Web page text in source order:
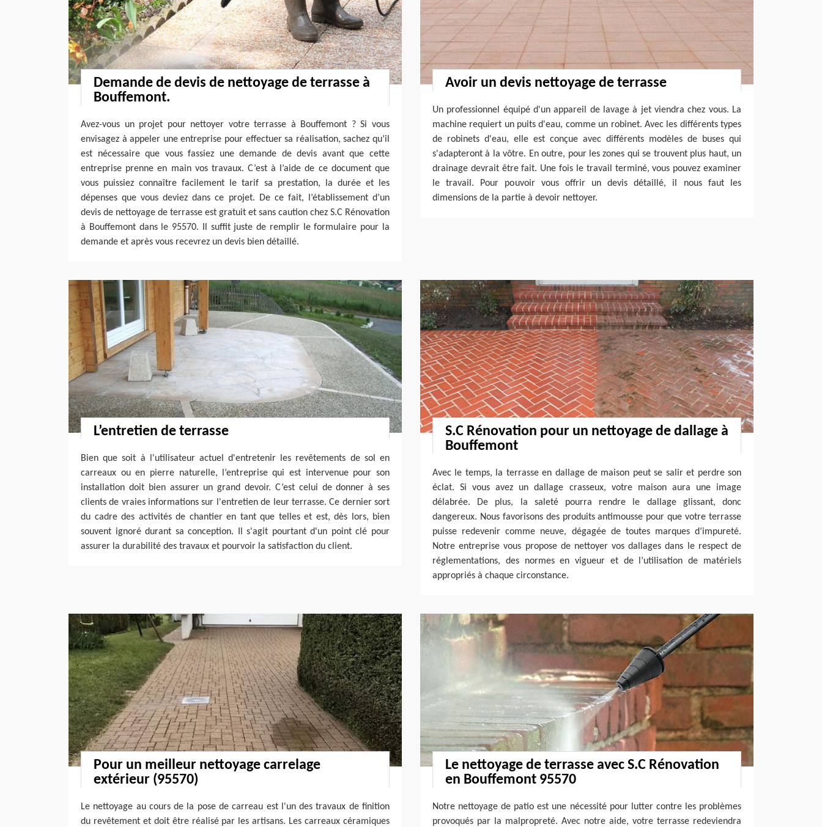
Demande de devis de nettoyage de terrasse à
Bouffemont.
Avez-vous un projet pour nettoyer votre terrasse à Bouffemont ? Si vous
envisagez à appeler une entreprise pour effectuer sa réalisation, sachez qu’il
est nécessaire que vous fassiez une demande de devis avant que cette
entreprise prenne en main vos travaux. C’est à l’aide de ce document que
vous puissiez connaître facilement le tarif sa prestation, la durée et les
dépenses que vous deviez dans ce projet. De ce fait, l’établissement d’un
devis de nettoyage de terrasse est gratuit et sans caution chez S.C Rénovation
à Bouffemont dans le 95570. Il suffit juste de remplir le formulaire pour la
demande et après vous recevrez un devis bien détaillé.
Avoir un devis nettoyage de terrasse
Un professionnel équipé d'un appareil de lavage à jet viendra chez vous. La
machine requiert un puits d'eau, comme un robinet. Avec les différents types
de robinets d'eau, elle est conçue avec différents modèles de buses qui
s'adapteront à la vôtre. En outre, pour les zones qui se trouvent plus haut, un
drainage devrait être fait. Une fois le travail terminé, vous pouvez examiner
le travail. Pour pouvoir vous offrir un devis détaillé, il nous faut les
dimensions de la partie à devoir nettoyer.
L’entretien de terrasse
Bien que soit à l'utilisateur actuel d'entretenir les revêtements de sol en
carreaux ou en pierre naturelle, l’entreprise qui est intervenue pour son
installation doit bien assurer un grand devoir. C’est celui de donner à ses
clients de vraies informations sur l'entretien de leur terrasse. Ce dernier sort
du cadre des activités de chantier en tant que telles et est, dès lors, bien
souvent ignoré durant sa conception. Il s'agit pourtant d'un point clé pour
assurer la durabilité des travaux et pourvoir la satisfaction du client.
S.C Rénovation pour un nettoyage de dallage à
Bouffemont
Avec le temps, la terrasse en dallage de maison peut se salir et perdre son
éclat. Si vous avez un dallage crasseux, votre maison aura une image
délabrée. De plus, la saleté pourra rendre le dallage glissant, donc
dangereux. Nous favorisons des produits antimousse pour que votre terrasse
puisse redevenir comme neuve, dégagée de toutes marques d’impureté.
Notre entreprise vous propose de nettoyer vos dallages dans le respect de
réglementations, des normes en vigueur et de l’utilisation de matériels
appropriés à chaque circonstance.
Pour un meilleur nettoyage carrelage
extérieur (95570)
Le nettoyage au cours de la pose de carreau est l'un des travaux de finition
du revêtement et doit être réalisé par les artisans. Les carreaux céramiques
Le nettoyage de terrasse avec S.C Rénovation
en Bouffemont 95570
Notre nettoyage de patio est une nécessité pour lutter contre les problèmes
provoqués par la malpropreté. Avec notre aide, votre terrasse redeviendra